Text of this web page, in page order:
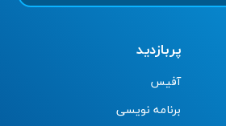
پربازدید
آفیس
برنامه نویسی